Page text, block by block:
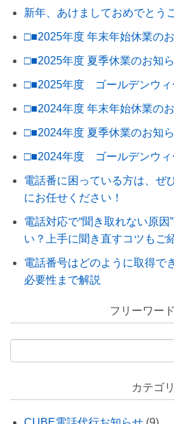
新年、あけましておめでとう
□■2025年度 年末年始休業の
□■2025年度 夏季休業のお知
□■2025年度 ゴールデンウィ
□■2024年度 年末年始休業の
□■2024年度 夏季休業のお知
□■2024年度 ゴールデンウィ
電話番に困っている方は、ぜ
にお任せください！
電話対応で“聞き取れない原因
い？上手に聞き直すコツもご
電話番号はどのように取得で
必要性まで解説
フリーワー
カテゴリ